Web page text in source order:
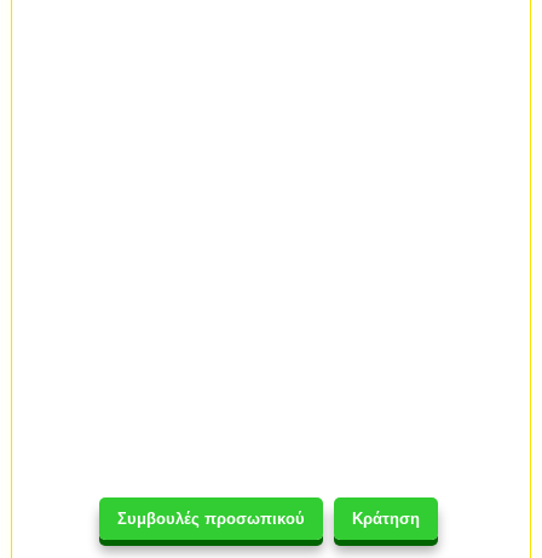
Συμβουλές προσωπικού Κράτηση